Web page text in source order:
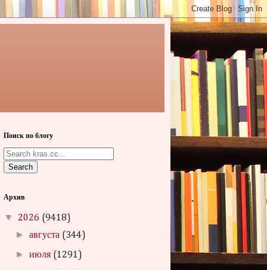
Поиск по блогу
Search
Архив
▼ 2026 (9418)
►августа (344)
►июля (1291)